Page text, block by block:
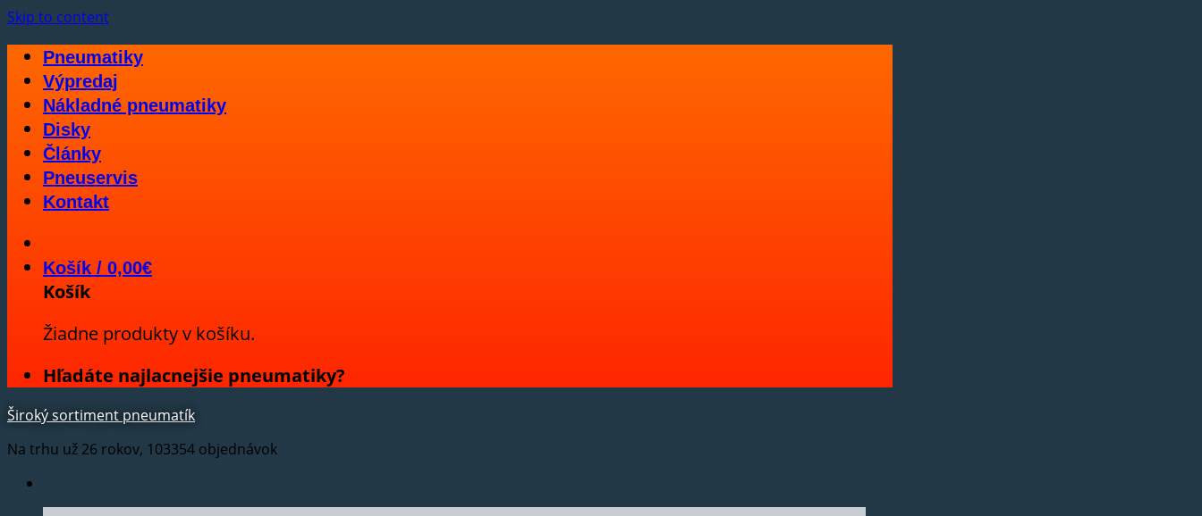
Skip to content
Pneumatiky
Výpredaj
Nákladné pneumatiky
Disky
Články
Pneuservis
Kontakt
Košík / 0,00€
Košík
Žiadne produkty v košíku.
Hľadáte najlacnejšie pneumatiky?
Široký sortiment pneumatík
Na trhu už 26 rokov, 103354 objednávok